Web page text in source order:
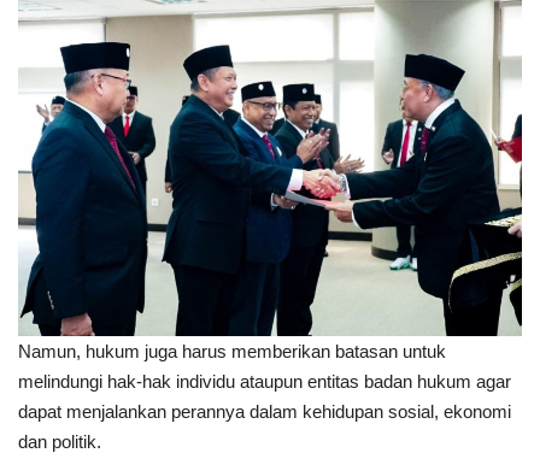
Namun, hukum juga harus memberikan batasan untuk
melindungi hak-hak individu ataupun entitas badan hukum agar
dapat menjalankan perannya dalam kehidupan sosial, ekonomi
dan politik.